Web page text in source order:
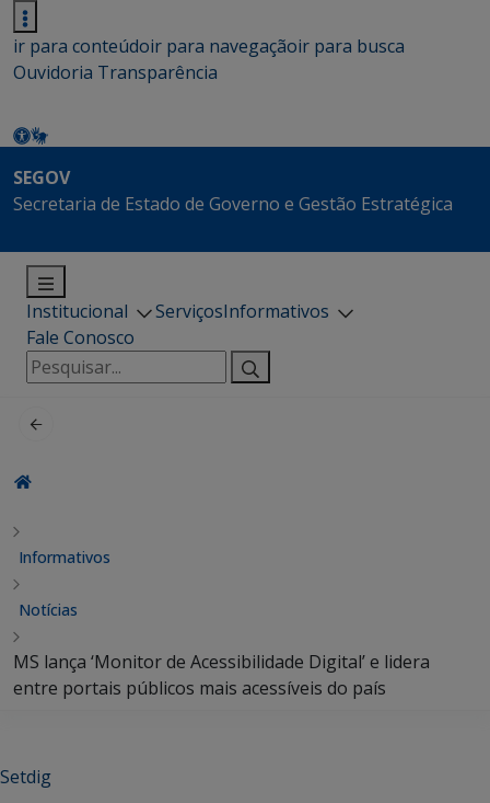
ir para conteúdoir para navegaçãoir para busca
Ouvidoria Transparência
SEGOV
Secretaria de Estado de Governo e Gestão Estratégica
Institucional ServiçosInformativos
Fale Conosco
Pesquisar
por:
Informativos
Notícias
MS lança ‘Monitor de Acessibilidade Digital’ e lidera
entre portais públicos mais acessíveis do país
Setdig